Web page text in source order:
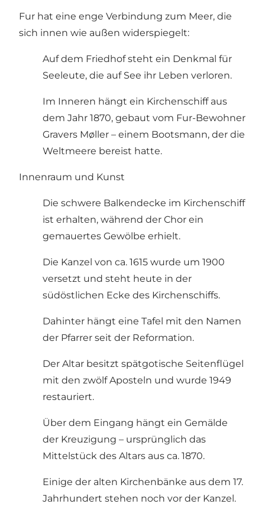
Fur hat eine enge Verbindung zum Meer, die
sich innen wie außen widerspiegelt:
Auf dem Friedhof steht ein Denkmal für
Seeleute, die auf See ihr Leben verloren.
Im Inneren hängt ein Kirchenschiff aus
dem Jahr 1870, gebaut vom Fur-Bewohner
Gravers Møller – einem Bootsmann, der die
Weltmeere bereist hatte.
Innenraum und Kunst
Die schwere Balkendecke im Kirchenschiff
ist erhalten, während der Chor ein
gemauertes Gewölbe erhielt.
Die Kanzel von ca. 1615 wurde um 1900
versetzt und steht heute in der
südöstlichen Ecke des Kirchenschiffs.
Dahinter hängt eine Tafel mit den Namen
der Pfarrer seit der Reformation.
Der Altar besitzt spätgotische Seitenflügel
mit den zwölf Aposteln und wurde 1949
restauriert.
Über dem Eingang hängt ein Gemälde
der Kreuzigung – ursprünglich das
Mittelstück des Altars aus ca. 1870.
Einige der alten Kirchenbänke aus dem 17.
Jahrhundert stehen noch vor der Kanzel.